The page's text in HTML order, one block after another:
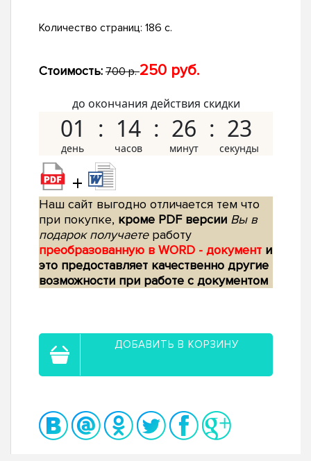
Количество страниц: 186 с.
Стоимость: 700 р.250 руб.
до окончания действия скидки
01 14 26 22
+
Наш сайт выгодно отличается тем что
при покупке, кроме PDF версии Вы в
подарок получаетеработу
преобразованную в WORD - документ и
это предоставляет качественно другие
возможности при работе с документом
ДОБАВИТЬ В КОРЗИНУ